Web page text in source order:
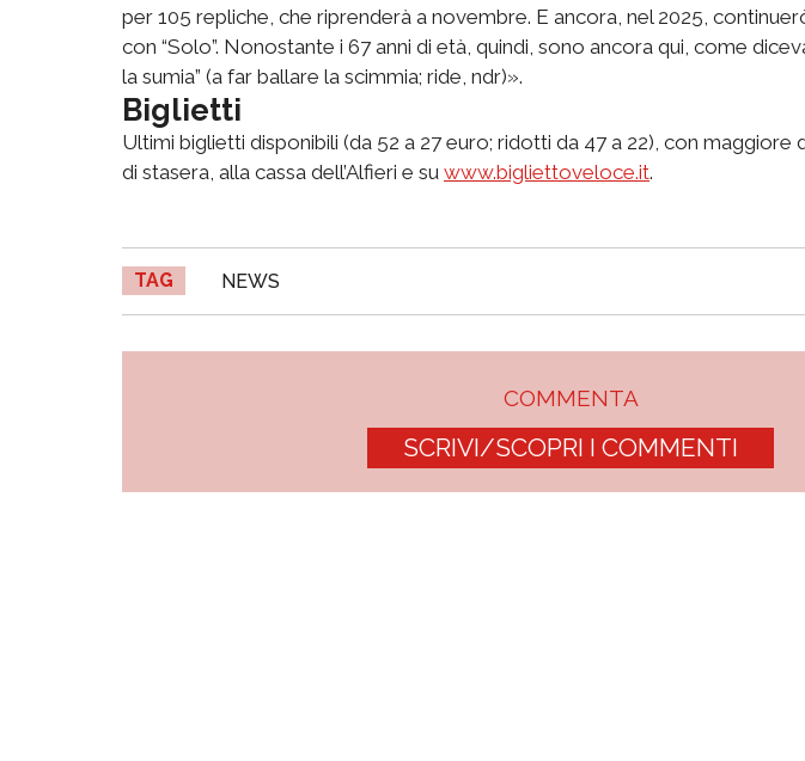
per 105 repliche, che riprenderà a novembre. E ancora, nel 2025,
con “Solo”. Nonostante i 67 anni di età, quindi, sono ancora qui, come
la sumia” (a far ballare la scimmia; ride, ndr)».
Biglietti
Ultimi biglietti disponibili (da 52 a 27 euro; ridotti da 47 a 22), con maggiore
di stasera, alla cassa dell’Alfieri e su www.bigliettoveloce.it.
TAG NEWS
COMMENTA
SCRIVI/SCOPRI I COMMENTI